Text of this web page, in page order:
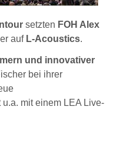
setzten FOH Alex
aufL-Acoustics.
und innovativer
bei ihrer
mit einem LEA Live-